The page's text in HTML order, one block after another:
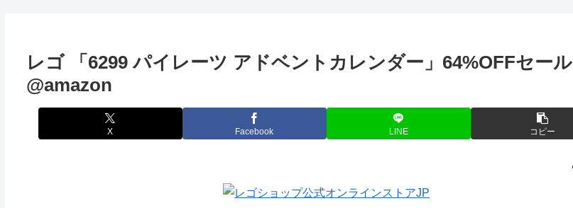
レゴ 「6299 パイレーツ アドベントカレンダー」64%OFFセール
@amazon
X Facebook LINE コピー